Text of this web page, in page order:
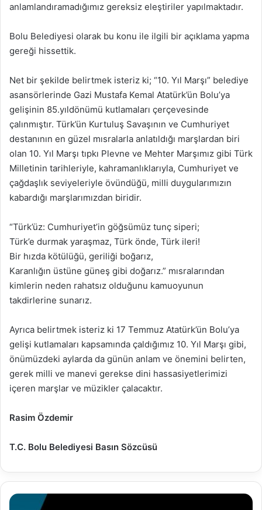
anlamlandıramadığımız gereksiz eleştiriler yapılmaktadır.
Bolu Belediyesi olarak bu konu ile ilgili bir açıklama yapma
gereği hissettik.
Net bir şekilde belirtmek isteriz ki; “10. Yıl Marşı” belediye
asansörlerinde Gazi Mustafa Kemal Atatürk’ün Bolu’ya
gelişinin 85.yıldönümü kutlamaları çerçevesinde
çalınmıştır. Türk’ün Kurtuluş Savaşının ve Cumhuriyet
destanının en güzel mısralarla anlatıldığı marşlardan biri
olan 10. Yıl Marşı tıpkı Plevne ve Mehter Marşımız gibi Türk
Milletinin tarihleriyle, kahramanlıklarıyla, Cumhuriyet ve
çağdaşlık seviyeleriyle övündüğü, milli duygularımızın
kabardığı marşlarımızdan biridir.
“Türk’üz: Cumhuriyet’in göğsümüz tunç siperi;
Türk’e durmak yaraşmaz, Türk önde, Türk ileri!
Bir hızda kötülüğü, geriliği boğarız,
Karanlığın üstüne güneş gibi doğarız.” mısralarından
kimlerin neden rahatsız olduğunu kamuoyunun
takdirlerine sunarız.
Ayrıca belirtmek isteriz ki 17 Temmuz Atatürk’ün Bolu’ya
gelişi kutlamaları kapsamında çaldığımız 10. Yıl Marşı gibi,
önümüzdeki aylarda da günün anlam ve önemini belirten,
gerek milli ve manevi gerekse dini hassasiyetlerimizi
içeren marşlar ve müzikler çalacaktır.
Rasim Özdemir
T.C. Bolu Belediyesi Basın Sözcüsü
22.07.2019